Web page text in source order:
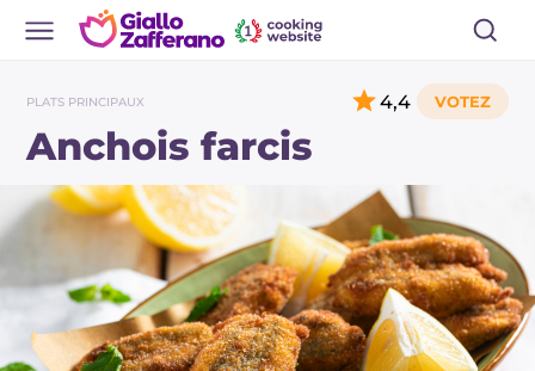
PLATS PRINCIPAUX
Anchois farcis
4,4